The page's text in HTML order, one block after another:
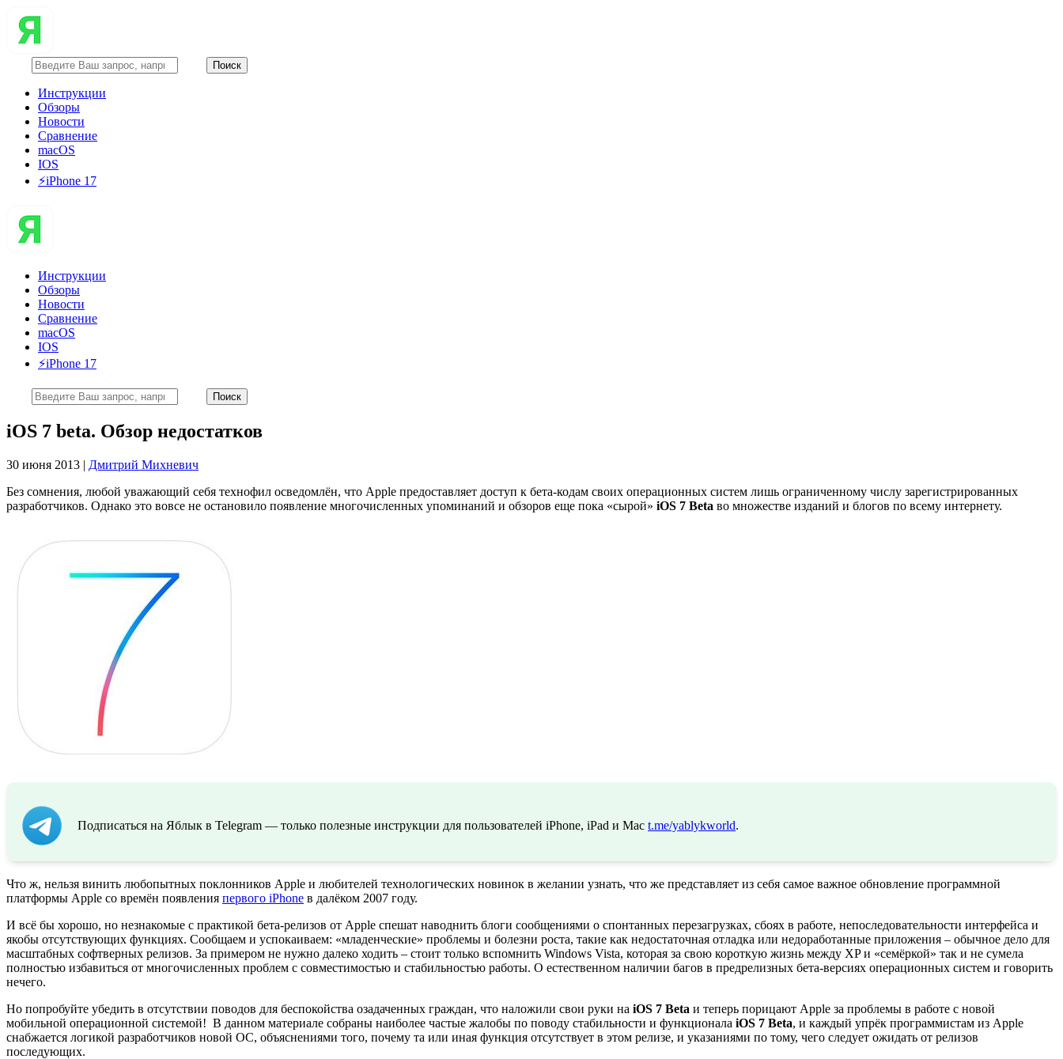
Инструкции
Обзоры
Новости
Сравнение
macOS
IOS
⚡️iPhone 17
Инструкции
Обзоры
Новости
Сравнение
macOS
IOS
⚡️iPhone 17
iOS 7 beta. Обзор недостатков
30 июня 2013 | Дмитрий Михневич
Без сомнения, любой уважающий себя технофил осведомлён, что Apple предоставляет доступ к бета-кодам своих операционных систем лишь ограниченному числу зарегистрированных
разработчиков. Однако это вовсе не остановило появление многочисленных упоминаний и обзоров еще пока «сырой» iOS 7 Beta во множестве изданий и блогов по всему интернету.
Подписаться на Яблык в Telegram — только полезные инструкции для пользователей iPhone, iPad и Mac t.me/yablykworld.
Что ж, нельзя винить любопытных поклонников Apple и любителей технологических новинок в желании узнать, что же представляет из себя самое важное обновление программной
платформы Apple со времён появления первого iPhone в далёком 2007 году.
И всё бы хорошо, но незнакомые с практикой бета-релизов от Apple спешат наводнить блоги сообщениями о спонтанных перезагрузках, сбоях в работе, непоследовательности интерфейса и
якобы отсутствующих функциях. Сообщаем и успокаиваем: «младенческие» проблемы и болезни роста, такие как недостаточная отладка или недоработанные приложения – обычное дело для
масштабных софтверных релизов. За примером не нужно далеко ходить – стоит только вспомнить Windows Vista, которая за свою короткую жизнь между XP и «семёркой» так и не сумела
полностью избавиться от многочисленных проблем с совместимостью и стабильностью работы. О естественном наличии багов в предрелизных бета-версиях операционных систем и говорить
нечего.
Но попробуйте убедить в отсутствии поводов для беспокойства озадаченных граждан, что наложили свои руки на iOS 7 Beta и теперь порицают Apple за проблемы в работе с новой
мобильной операционной системой! В данном материале собраны наиболее частые жалобы по поводу стабильности и функционала iOS 7 Beta, и каждый упрёк программистам из Apple
снабжается логикой разработчиков новой ОС, объяснениями того, почему та или иная функция отсутствует в этом релизе, и указаниями по тому, чего следует ожидать от релизов
последующих.